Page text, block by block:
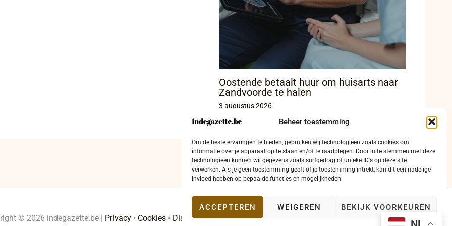
Beheer toestemming
Om de beste ervaringen te bieden, gebruiken wij technologieën zoals cookies om
informatie over je apparaat op te slaan en/of te raadplegen. Door in te stemmen met deze
technologieën kunnen wij gegevens zoals surfgedrag of unieke ID's op deze site
verwerken. Als je geen toestemming geeft of je toestemming intrekt, kan dit een nadelige
invloed hebben op bepaalde functies en mogelijkheden.
ACCEPTEREN WEIGEREN BEKIJK VOORKEUREN
Oostende betaalt huur om huisarts naar
Zandvoorde te halen
3 augustus 2026
© 2026 indegazette.be | Privacy• Cookies• Disclaimer•Contact